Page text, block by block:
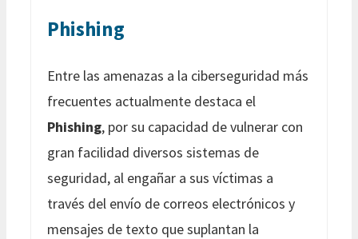
Phishing
Entre las amenazas a la ciberseguridad más
frecuentes actualmente destaca el
Phishing, por su capacidad de vulnerar con
gran facilidad diversos sistemas de
seguridad, al engañar a sus víctimas a
través del envío de correos electrónicos y
mensajes de texto que suplantan la